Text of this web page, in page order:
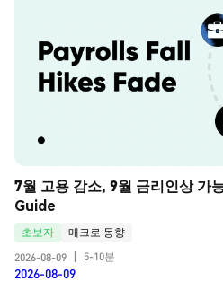
7월 고용 감소, 9월 금리인상 가
Guide
초보자
매크로 동향
2026-08-09
5-10분
2026-08-09